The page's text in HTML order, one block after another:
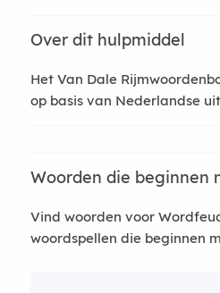
Over dit hulpmiddel
Het Van Dale
op basis van Nederlandse
Woorden die beginnen
Vind woorden voor
woordspellen die beginnen